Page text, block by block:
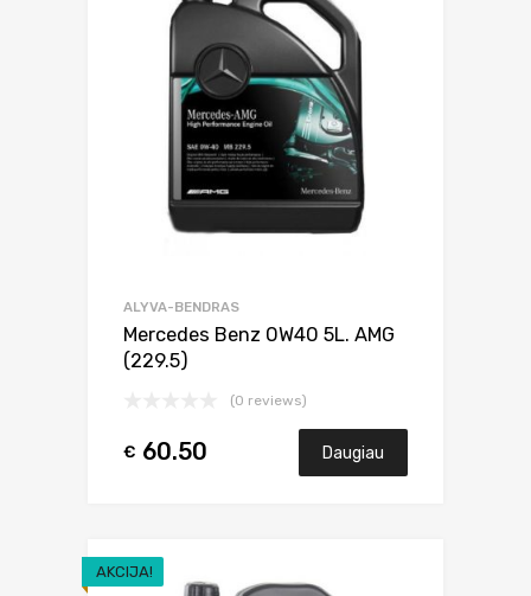
ALYVA-BENDRAS
Mercedes Benz 0W40 5L. AMG
(229.5)
(0 reviews)
€ 60.50 Daugiau
AKCIJA!